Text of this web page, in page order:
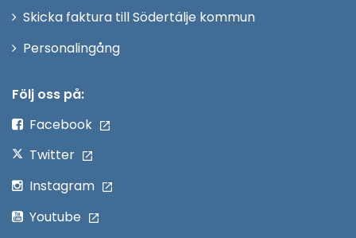
Skicka faktura till Södertälje kommun
PersonalingångÖppna
Följ oss på:
Facebook
Twitter
Instagram
Youtube